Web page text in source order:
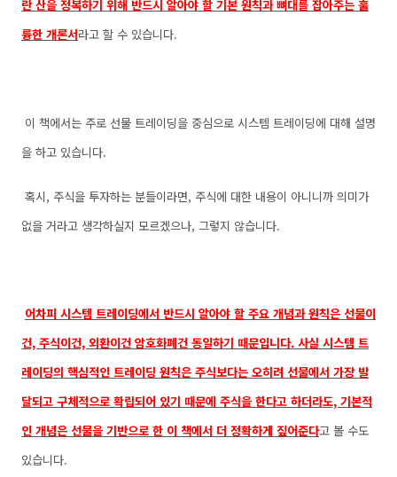
란 산을 정복하기 위해 반드시 알아야 할 기본 원칙과 뼈대를 잡아주는 훌
륭한 개론서라고 할 수 있습니다.
이 책에서는 주로 선물 트레이딩을 중심으로 시스템 트레이딩에 대해 설명
을 하고 있습니다.
혹시, 주식을 투자하는 분들이라면, 주식에 대한 내용이 아니니까 의미가
없을 거라고 생각하실지 모르겠으나, 그렇지 않습니다.
어차피 시스템 트레이딩에서 반드시 알아야 할 주요 개념과 원칙은 선물이
건, 주식이건, 외환이건 암호화폐건 동일하기 때문입니다. 사실 시스템 트
레이딩의 핵심적인 트레이딩 원칙은 주식보다는 오히려 선물에서 가장 발
달되고 구체적으로 확립되어 있기 때문에 주식을 한다고 하더라도, 기본적
인 개념은 선물을 기반으로 한 이 책에서 더 정확하게 짚어준다고 볼 수도
있습니다.